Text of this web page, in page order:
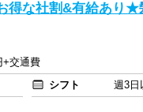
得な社割&有給あり★
+交通費
シフト
週3日